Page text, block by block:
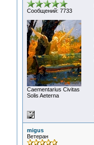
Сообщений: 7733
Сaementarius Civitas
Solis Aeterna
migus
Ветеран